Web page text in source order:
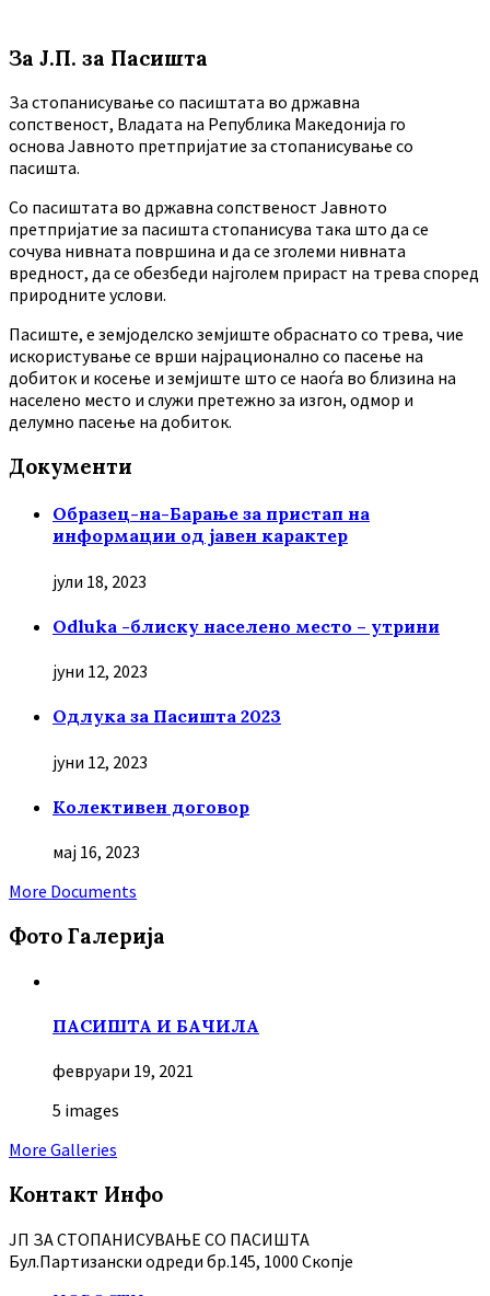
За Ј.П. за Пасишта
За стопанисување со пасиштата во државна
сопственост, Владата на Република Македонија го
основа Јавното претпријатие за стопанисување со
пасишта.
Co пасиштата во државна сопственост Јавното
претпријатие за пасишта стопанисува така што да се
сочува нивната површина и да се зголеми нивната
вредност, да се обезбеди најголем прираст на трева според
природните услови.
Пасиште, е земјоделско земјиште обраснато со трева, чие
искористување се врши најрационално со пасење на
добиток и косење и земјиште што се наоѓа во близина на
населено место и служи претежно за изгон, одмор и
делумно пасење на добиток.
Документи
Образец-на-Барање за пристап на
информации од јавен карактер
јули 18, 2023
Odluka -блиску населено место – утрини
јуни 12, 2023
Oдлука за Пасишта 2023
јуни 12, 2023
Колективен договор
мај 16, 2023
More Documents
Фото Галерија
ПАСИШТА И БАЧИЛА
февруари 19, 2021
5 images
More Galleries
Контакт Инфо
ЈП ЗА СТОПАНИСУВАЊЕ СО ПАСИШТА
Бул.Партизански oдреди бр.145, 1000 Скопје